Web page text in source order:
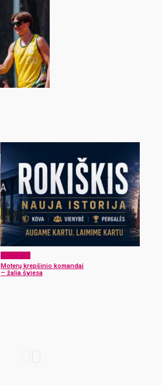
Moterų krepšinio komandai
– žalia šviesa